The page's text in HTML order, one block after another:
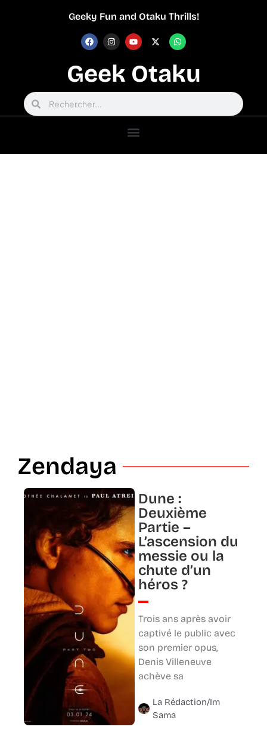
Geeky Fun and Otaku Thrills!
Geek Otaku
Zendaya
Dune :
Deuxième
Partie –
L’ascension du
messie ou la
chute d’un
héros ?
Trois ans après avoir
captivé le public avec
son premier opus,
Denis Villeneuve
achève sa
La Rédaction/Im
Sama